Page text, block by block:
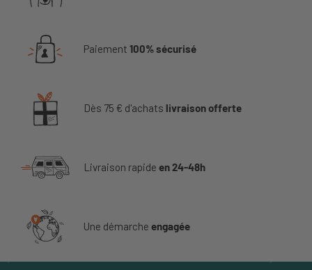
Paiement 100% sécurisé
Dès 75 € d'achats livraison offerte
Livraison rapide en 24-48h
Une démarche engagée